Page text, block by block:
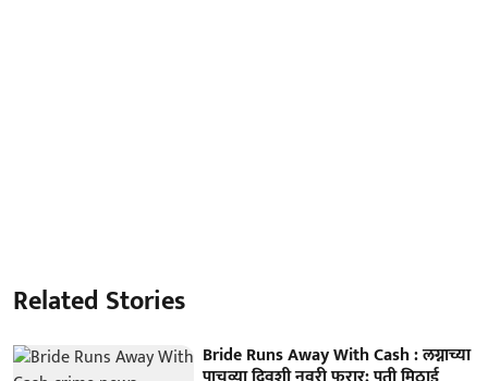
Related Stories
Bride Runs Away With Cash : लग्नाच्या